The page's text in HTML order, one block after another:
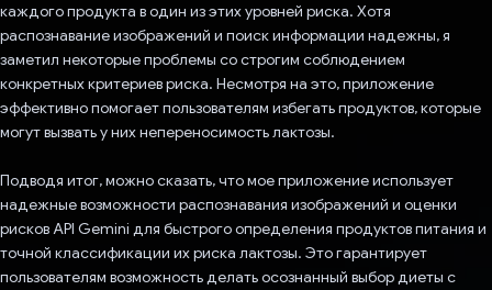
каждого продукта в один из этих уровней риска. Хотя
распознавание изображений и поиск информации надежны, я
заметил некоторые проблемы со строгим соблюдением
конкретных критериев риска. Несмотря на это, приложение
эффективно помогает пользователям избегать продуктов, которые
могут вызвать у них непереносимость лактозы.
Подводя итог, можно сказать, что мое приложение использует
надежные возможности распознавания изображений и оценки
рисков API Gemini для быстрого определения продуктов питания и
точной классификации их риска лактозы. Это гарантирует
пользователям возможность делать осознанный выбор диеты с